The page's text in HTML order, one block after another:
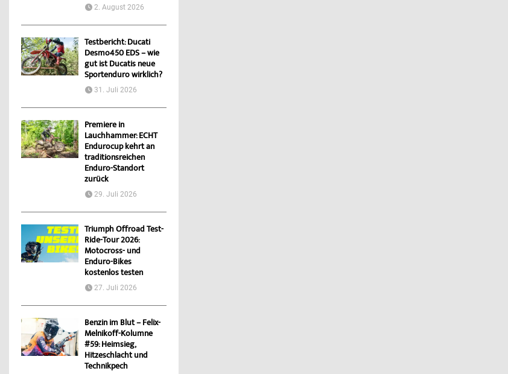
2. August 2026
Testbericht: Ducati
Desmo450 EDS – wie
gut ist Ducatis neue
Sportenduro wirklich?
31. Juli 2026
Premiere in
Lauchhammer: ECHT
Endurocup kehrt an
traditionsreichen
Enduro-Standort
zurück
29. Juli 2026
Triumph Offroad Test-
Ride-Tour 2026:
Motocross- und
Enduro-Bikes
kostenlos testen
27. Juli 2026
Benzin im Blut – Felix-
Melnikoff-Kolumne
#59: Heimsieg,
Hitzeschlacht und
Technikpech